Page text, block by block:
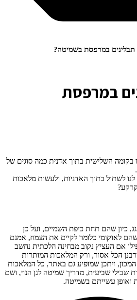
תבלינים במרפסת בשמיטה?
במרפסת
בקומה השלישית בתוך אדנית כמה סוגים של
לשתול בתוך האדניות, ולעשות מלאכות
כיון שהם תחת כיפת השמיים, ועל כן
לאוקומי כלומר לקיים את הצמח, אמנם
אם העציץ נקוב מבחינה הלכתית נחשב
הכל אסור, ורק המלאכות המותרות
המכון, ויתכן שמופיע גם באתר, כל המלאכות
שבילי שביעית, מדריך שמיטה לגן הנוי, ושם
ואופן עשייתם בשמיטה.